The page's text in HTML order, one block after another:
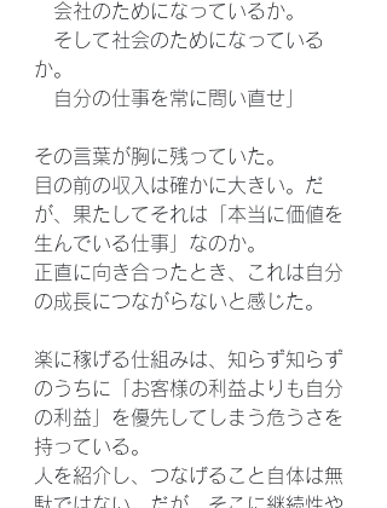
会社のためになっているか。
そして社会のためになっている
か。
自分の仕事を常に問い直せ」
その言葉が胸に残っていた。
目の前の収入は確かに大きい。だ
が、果たしてそれは「本当に価値を
生んでいる仕事」なのか。
正直に向き合ったとき、これは自分
の成長につながらないと感じた。
楽に稼げる仕組みは、知らず知らず
のうちに「お客様の利益よりも自分
の利益」を優先してしまう危うさを
持っている。
人を紹介し、つなげること自体は無